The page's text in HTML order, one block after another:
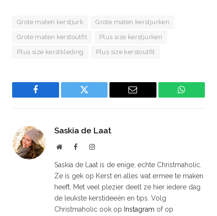
Grote maten kerstjurk Grote maten kerstjurken
Grote maten kerstoutfit Plus size kerstjurken
Plus size kerstkleding Plus size kerstoutfit
Facebook Twitter Email
Saskia de Laat
WebsiteFacebookInstagram
Saskia de Laat is de enige, echte Christmaholic.
Ze is gek op Kerst en alles wat ermee te maken
heeft. Met veel plezier deelt ze hier iedere dag
de leukste kerstideeën en tips. Volg
Christmaholic ook op Instagram of op